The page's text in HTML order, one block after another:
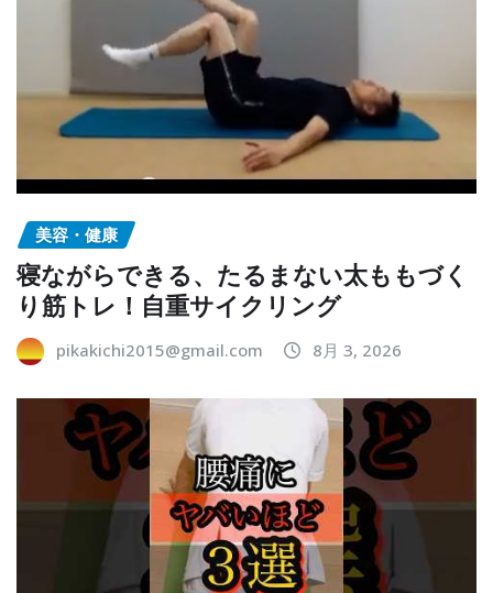
美容・健康
寝ながらできる、たるまない太ももづく
り筋トレ！自重サイクリング
pikakichi2015@gmail.com 8月 3, 2026